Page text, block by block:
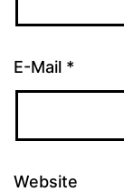
E-Mail *
Website